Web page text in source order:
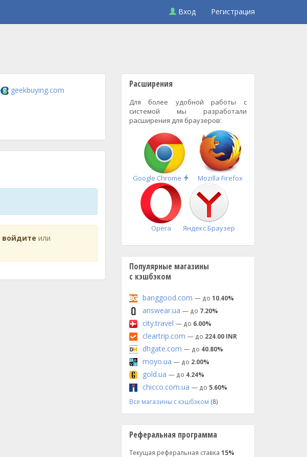
Вход Регистрация
geekbuying.com
войдите или
Расширения
Для более удобной работы с
системой мы разработали
расширения для браузеров:
Google Chrome
Быстрая
установка
Mozilla Firefox
Opera Яндекс.Браузер
Популярные магазины
с кэшбэком
banggood.com — до 10.40%
answear.ua — до 7.20%
city.travel — до 6.00%
cleartrip.com — до 224.00 INR
dhgate.com — до 40.80%
moyo.ua — до 2.00%
gold.ua — до 4.24%
chicco.com.ua — до 5.60%
Все магазины с кэшбэком (8)
Реферальная программа
Текущая реферальная ставка 15%